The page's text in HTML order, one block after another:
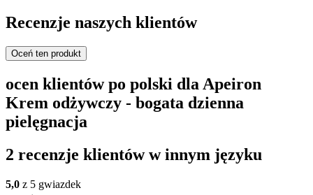
Recenzje naszych klientów
Oceń ten produkt
ocen klientów po polski dla Apeiron
Krem odżywczy - bogata dzienna
pielęgnacja
2 recenzje klientów w innym języku
5,0 z 5 gwiazdek